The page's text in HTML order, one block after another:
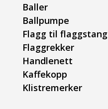
Baller
Ballpumpe
Flagg til flaggstang
Flaggrekker
Handlenett
Kaffekopp
Klistremerker